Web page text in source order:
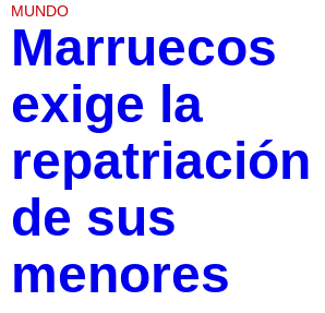
MUNDO
Marruecos
exige la
repatriación
de sus
menores